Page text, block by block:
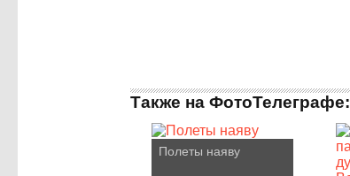
Также на ФотоТелеграфе:
Полеты наяву